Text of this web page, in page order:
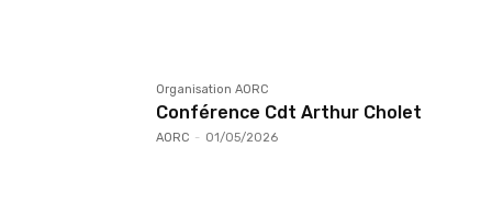
Organisation AORC
Conférence Cdt Arthur Cholet
AORC - 01/05/2026